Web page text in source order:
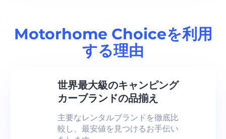
Motorhome Choiceを利用
する理由
世界最大級のキャンピング
カーブランドの品揃え
主要なレンタルブランドを徹底比
較し、最安値を見つけるお手伝い